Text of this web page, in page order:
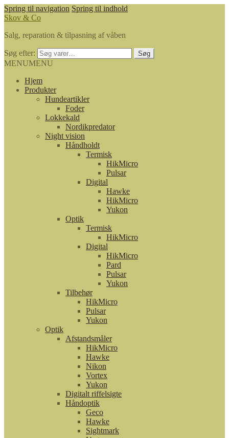
Spring til navigation Spring til indhold
Skov & Co
Salg, reparation & tilpasning af våben
Søg efter: Søg
MENUMENU
Hjem
Produkter
Hundeartikler
Foder
Lokkekald
Nordikpredator
Night vision
Håndholdt
Termisk
HikMicro
Pulsar
Digital
Hawke
HikMicro
Yukon
Optik
Termisk
HikMicro
Digital
HikMicro
Pard
Pulsar
Yukon
Tilbehør
HikMicro
Pulsar
Yukon
Optik
Afstandsmåler
HikMicro
Hawke
Nikon
Vortex
Yukon
Digitalt riffelsigte
Håndoptik
Geco
Hawke
Sightmark